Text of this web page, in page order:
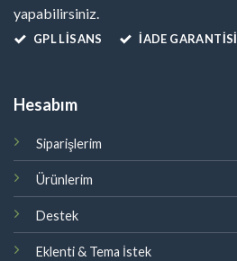
yapabilirsiniz.
GPL LISANS İADE GARANTİSİ
Hesabım
Siparişlerim
Ürünlerim
Destek
Eklenti & Tema İstek